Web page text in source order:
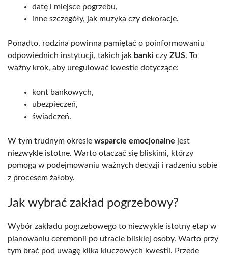
datę i miejsce pogrzebu,
inne szczegóły, jak muzyka czy dekoracje.
Ponadto, rodzina powinna pamiętać o poinformowaniu
odpowiednich instytucji, takich jak banki czy ZUS. To
ważny krok, aby uregulować kwestie dotyczące:
kont bankowych,
ubezpieczeń,
świadczeń.
W tym trudnym okresie wsparcie emocjonalne jest
niezwykle istotne. Warto otaczać się bliskimi, którzy
pomogą w podejmowaniu ważnych decyzji i radzeniu sobie
z procesem żałoby.
Jak wybrać zakład pogrzebowy?
Wybór zakładu pogrzebowego to niezwykle istotny etap w
planowaniu ceremonii po utracie bliskiej osoby. Warto przy
tym brać pod uwagę kilka kluczowych kwestii. Przede